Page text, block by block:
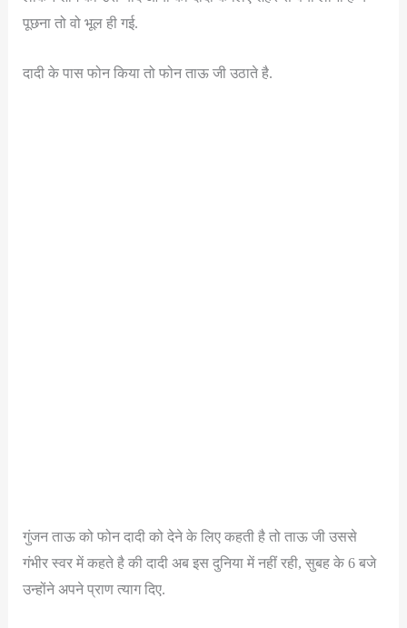
पूछना तो वो भूल ही गई.
दादी के पास फोन किया तो फोन ताऊ जी उठाते है.
गुंजन ताऊ को फोन दादी को देने के लिए कहती है तो ताऊ जी उससे
गंभीर स्वर में कहते है की दादी अब इस दुनिया में नहीं रही, सुबह के 6 बजे
उन्होंने अपने प्राण त्याग दिए.